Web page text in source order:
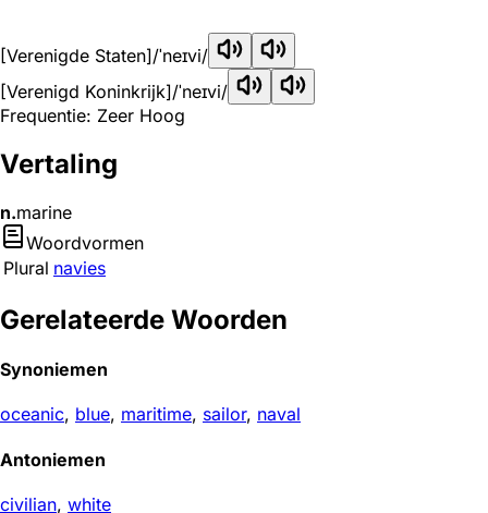
[Verenigde Staten]/ˈneɪvi/
[Verenigd Koninkrijk]/ˈneɪvi/
Frequentie: Zeer Hoog
Vertaling
n.marine
Woordvormen
Plural navies
Gerelateerde Woorden
Synoniemen
oceanic, blue, maritime, sailor, naval
Antoniemen
civilian, white